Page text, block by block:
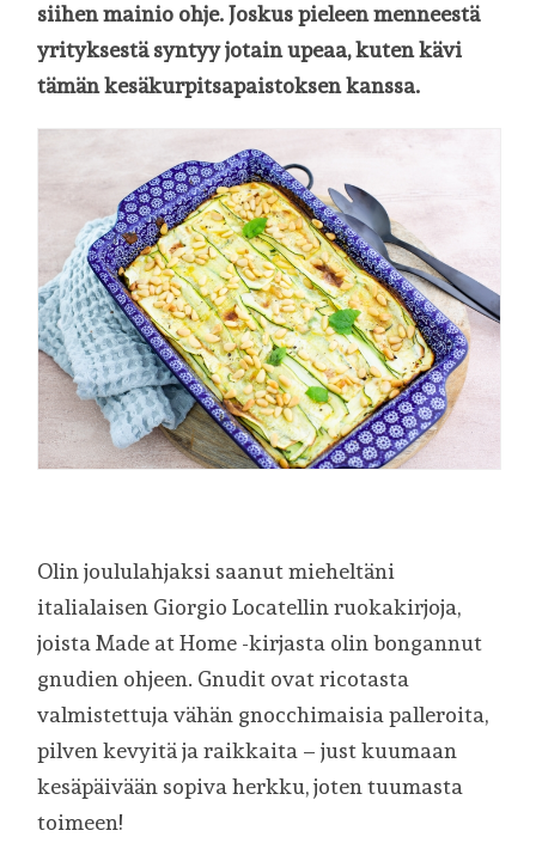
siihen mainio ohje. Joskus pieleen menneestä
yrityksestä syntyy jotain upeaa, kuten kävi
tämän kesäkurpitsapaistoksen kanssa.
Olin joululahjaksi saanut mieheltäni
italialaisen Giorgio Locatellin ruokakirjoja,
joista Made at Home -kirjasta olin bongannut
gnudien ohjeen. Gnudit ovat ricotasta
valmistettuja vähän gnocchimaisia palleroita,
pilven kevyitä ja raikkaita – just kuumaan
kesäpäivään sopiva herkku, joten tuumasta
toimeen!